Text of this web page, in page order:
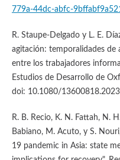
779a-44dc-abfc-
R. Staupe-Delgado y L. E.
agitación: temporalidades de
entre los trabajadores
Estudios de Desarrollo de
doi: 10.1080/
R. B. Recio, K. N. Fattah, N.
Babiano, M. Acuto, y S.
19 pandemic in Asia: state